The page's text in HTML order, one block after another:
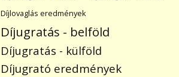
Díjlovaglás eredmények
Díjugratás - belföld
Díjugratás - külföld
Díjugrató eredmények